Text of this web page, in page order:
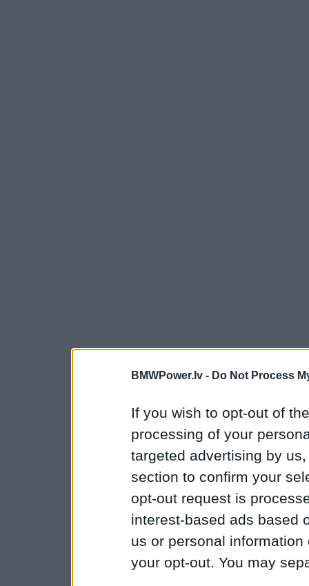
BMWPower.lv - Do Not Process
If you wish to opt-out of
processing of your
targeted advertising by
section to confirm your
opt-out request is
interest-based ads based
us or personal
your opt-out. You may